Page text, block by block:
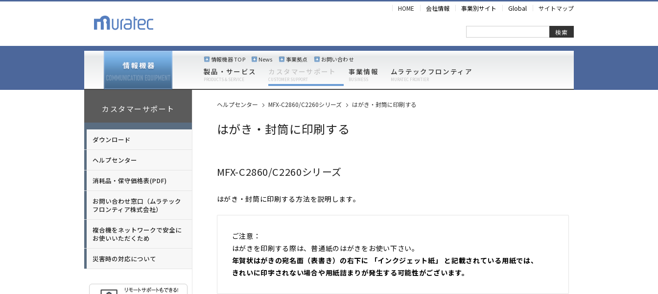
HOME 会社情報 事業別サイト Global サイトマップ
検索
製品・サービス
PRODUCTS & SERVICE
カスタマーサポート
CUSTOMER SUPPORT
事業情報
BUSINESS
ムラテックフロンティア
MURATEC FRONTIER
情報機器 TOP News 事業拠点 お問い合わせ
カスタマーサポート
ダウンロード
ヘルプセンター
消耗品・保守価格表(PDF)
お問い合わせ窓口（ムラテック
フロンティア株式会社）
複合機をネットワークで安全に
お使いいただくため
災害時の対応について
ヘルプセンター MFX-C2860/C2260シリーズ はがき・封筒に印刷する
はがき・封筒に印刷する
MFX-C2860/C2260シリーズ
はがき・封筒に印刷する方法を説明します。
ご注意：
はがきを印刷する際は、普通紙のはがきをお使い下さい。
年賀状はがきの宛名面（表書き）の右下に 「インクジェット紙」 と記載されている用紙では、
きれいに印字されない場合や用紙詰まりが発生する可能性がございます。